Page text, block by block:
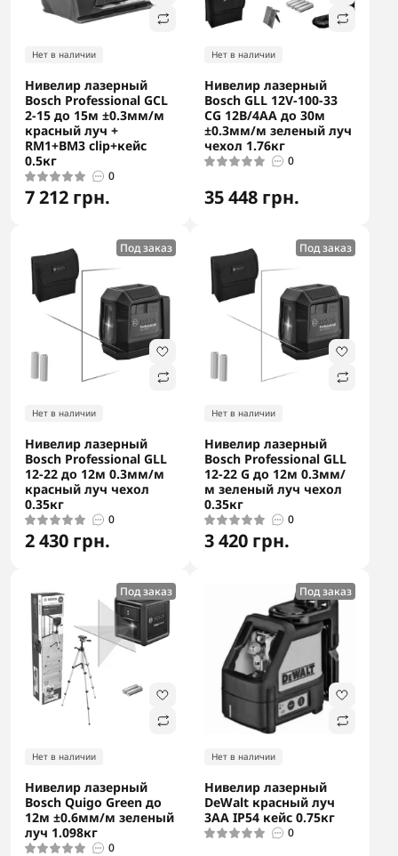
Нет в наличии
Нивелир лазерный
Bosch Professional GCL
2-15 до 15м ±0.3мм/м
красный луч +
RM1+BM3 clip+кейс
0.5кг
0
7 212 грн.
Нет в наличии
Нивелир лазерный
Bosch GLL 12V-100-33
CG 12В/4АА до 30м
±0.3мм/м зеленый луч
чехол 1.76кг
0
35 448 грн.
Под заказ
Нет в наличии
Нивелир лазерный
Bosch Professional GLL
12-22 до 12м 0.3мм/м
красный луч чехол
0.35кг
0
2 430 грн.
Под заказ
Нет в наличии
Нивелир лазерный
Bosch Professional GLL
12-22 G до 12м 0.3мм/
м зеленый луч чехол
0.35кг
0
3 420 грн.
Под заказ
Нет в наличии
Нивелир лазерный
Bosch Quigo Green до
12м ±0.6мм/м зеленый
луч 1.098кг
0
Под заказ
Нет в наличии
Нивелир лазерный
DeWalt красный луч
3АА IP54 кейс 0.75кг
0